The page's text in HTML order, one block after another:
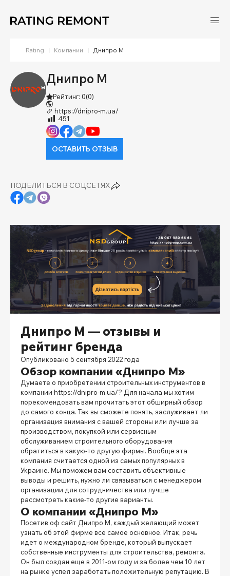
Rating | Компании | Днипро М
Днипро М
Рейтинг: 0(0)
https://dnipro-m.ua/
451
ОСТАВИТЬ ОТЗЫВ
ПОДЕЛИТЬСЯ В СОЦСЕТЯХ
Днипро М — отзывы и
рейтинг бренда
Опубликовано 5 сентября 2022 года
Обзор компании «Днипро М»
Думаете о приобретении строительных инструментов в
компании https://dnipro-m.ua/? Для начала мы хотим
порекомендовать вам прочитать этот обширный обзор
до самого конца. Так вы сможете понять, заслуживает ли
организация внимания с вашей стороны или лучше за
производством, покупкой или сервисным
обслуживанием строительного оборудования
обратиться в какую-то другую фирмы. Вообще эта
компания считается одной из самых популярных в
Украине. Мы поможем вам составить объективные
выводы и решить, нужно ли связываться с менеджером
организации для сотрудничества или лучше
рассмотреть какие-то другие варианты.
О компании «Днипро М»
Посетив оф сайт Днипро М, каждый желающий может
узнать об этой фирме все самое основное. Итак, речь
идет о международном бренде, который выпускает
собственные инструменты для строительства, ремонта.
Он был создан еще в 2011-ом году и за более чем 10 лет
на рынке успел заработать положительную репутацию. В